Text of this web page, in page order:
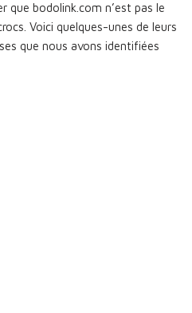
que bodolink.com n’est pas le
Voici quelques-unes de leurs
que nous avons identifiées